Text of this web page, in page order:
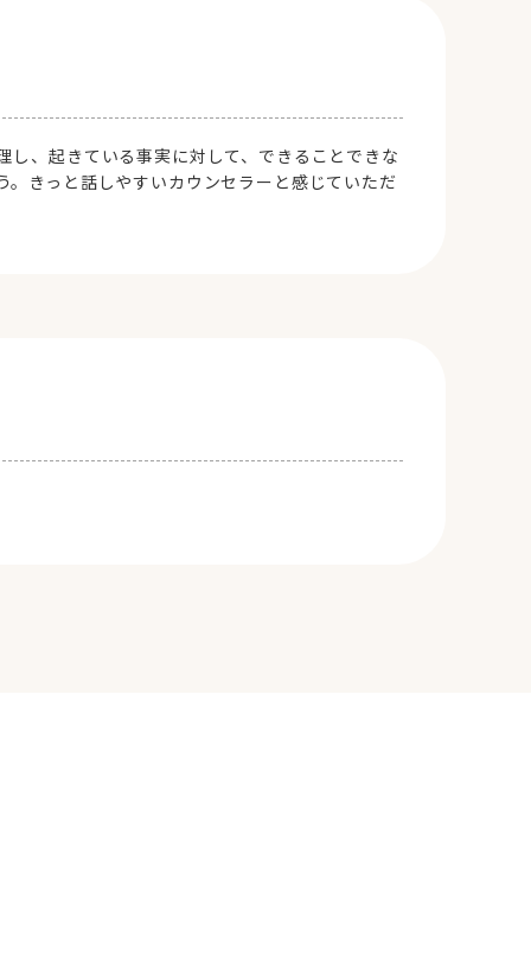
、起きている事実に対して、できることできな
きっと話しやすいカウンセラーと感じていただ